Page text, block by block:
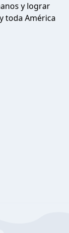
y lograr
toda América